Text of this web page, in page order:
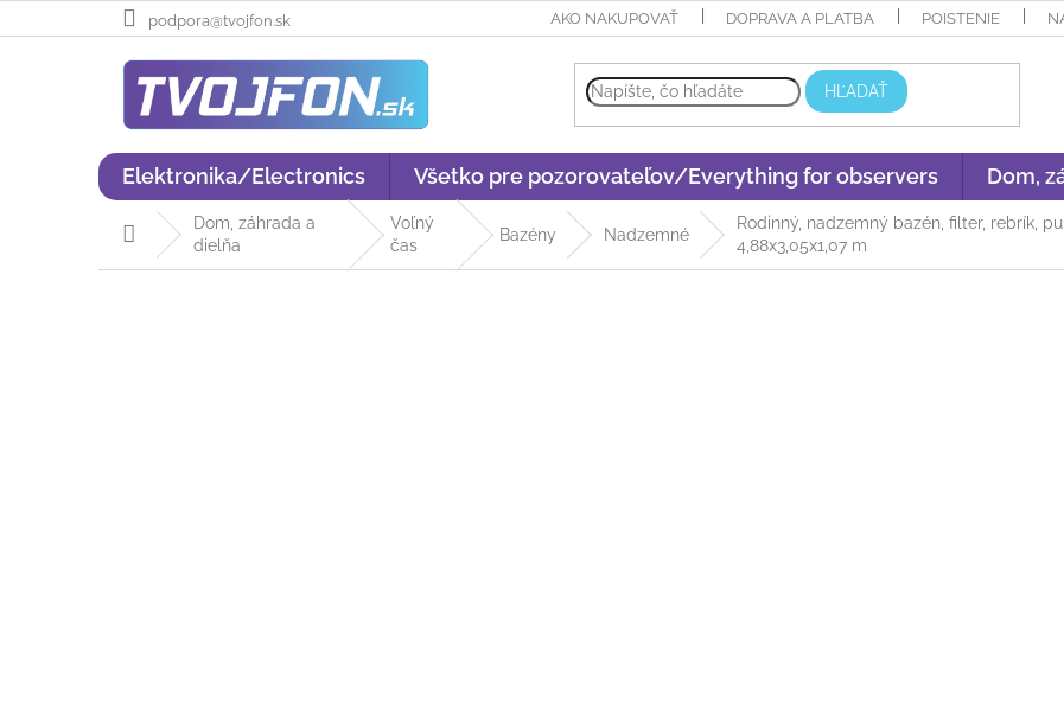
na
podpora@tvojfon.sk AKO NAKUPOVAŤ DOPRAVA A PLATBA POISTENIE
HĽADAŤ
Elektronika/Electronics Všetko pre pozorovateľov/Everything for observers Dom,
Domov
Dom, záhrada a
dielňa
Voľný
čas
Bazény Nadzemné
Rodinný, nadzemný bazén, filter, rebrík,
4,88x3,05x1,07 m